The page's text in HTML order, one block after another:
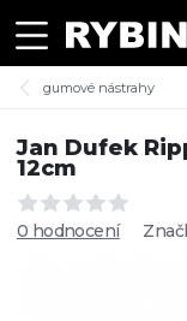
gumové nástrahy
Jan Dufek
12cm
0 hodnocení